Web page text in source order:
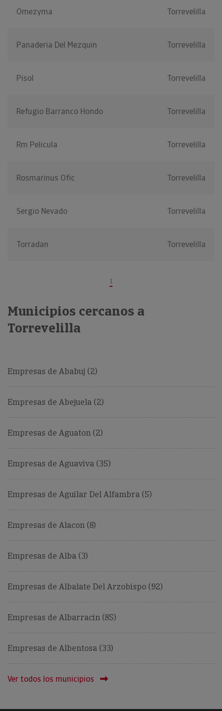
Omezyma Torrevelilla
Panaderia Del Mezquin Torrevelilla
Pisol Torrevelilla
Refugio Barranco Hondo Torrevelilla
Rm Pelicula Torrevelilla
Rosmarinus Ofic Torrevelilla
Sergio Nevado Torrevelilla
Torradan Torrevelilla
1
Municipios cercanos a
Torrevelilla
Empresas de Ababuj (2)
Empresas de Abejuela (2)
Empresas de Aguaton (2)
Empresas de Aguaviva (35)
Empresas de Aguilar Del Alfambra (5)
Empresas de Alacon (8)
Empresas de Alba (3)
Empresas de Albalate Del Arzobispo (92)
Empresas de Albarracin (85)
Empresas de Albentosa (33)
Ver todos los municipios